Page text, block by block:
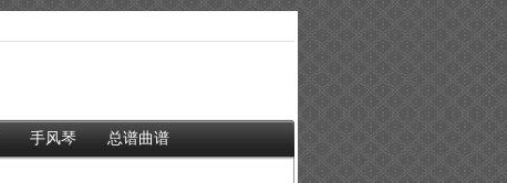
手风琴 总谱曲谱